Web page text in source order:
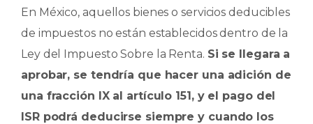
En México, aquellos bienes o servicios deducibles
de impuestos no están establecidos dentro de la
Ley del Impuesto Sobre la Renta. Si se llegara a
aprobar, se tendría que hacer una adición de
una fracción IX al artículo 151, y el pago del
ISR podrá deducirse siempre y cuando los